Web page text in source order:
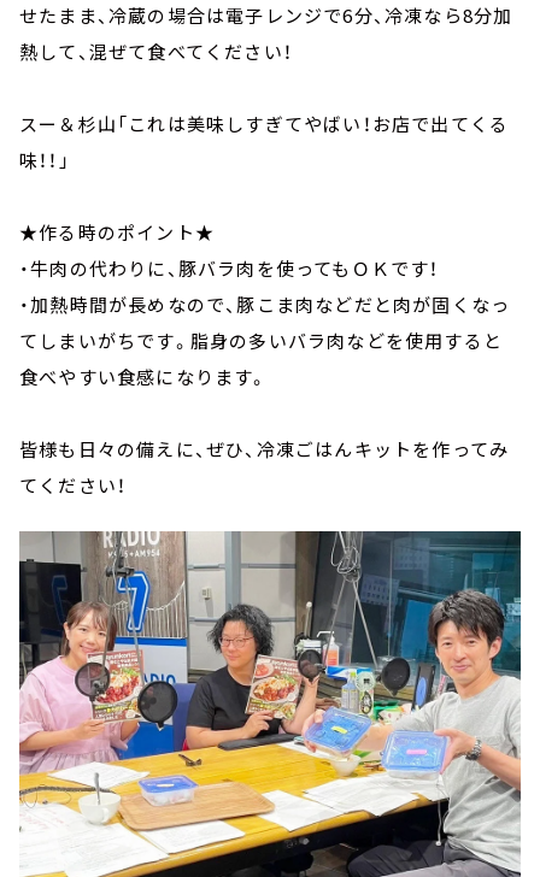
せたまま、冷蔵の場合は電子レンジで6分、冷凍なら8分加
熱して、混ぜて食べてください！
スー＆杉山「これは美味しすぎてやばい！お店で出てくる
味！！」
★作る時のポイント★
・牛肉の代わりに、豚バラ肉を使ってもＯＫです！
・加熱時間が長めなので、豚こま肉などだと肉が固くなっ
てしまいがちです。脂身の多いバラ肉などを使用すると
食べやすい食感になります。
皆様も日々の備えに、ぜひ、冷凍ごはんキットを作ってみ
てください！